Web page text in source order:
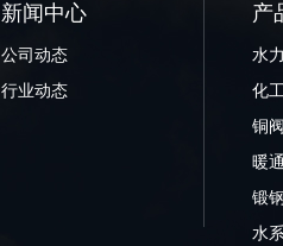
新闻中心
公司动态
行业动态
产
水
化
铜
暖
锻
水